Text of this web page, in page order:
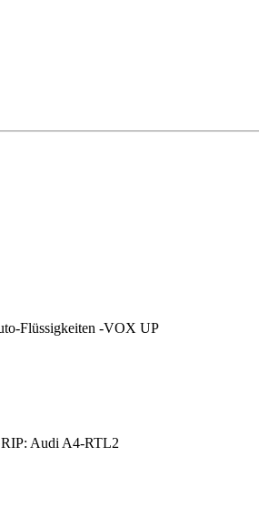
Flüssigkeiten -VOX UP
Audi A4-RTL2